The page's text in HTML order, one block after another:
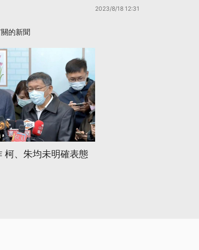
2023/8/18 12:31
的新聞
柯、朱均未明確表態